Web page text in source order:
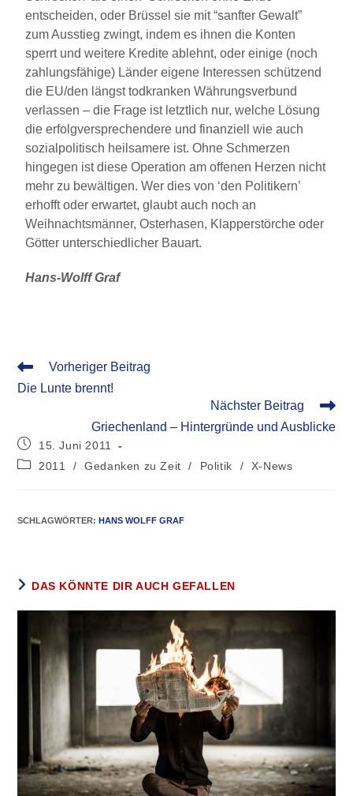
entscheiden, oder Brüssel sie mit “sanfter Gewalt”
zum Ausstieg zwingt, indem es ihnen die Konten
sperrt und weitere Kredite ablehnt, oder einige (noch
zahlungsfähige) Länder eigene Interessen schützend
die EU/den längst todkranken Währungsverbund
verlassen – die Frage ist letztlich nur, welche Lösung
die erfolgversprechendere und finanziell wie auch
sozialpolitisch heilsamere ist. Ohne Schmerzen
hingegen ist diese Operation am offenen Herzen nicht
mehr zu bewältigen. Wer dies von ‘den Politikern’
erhofft oder erwartet, glaubt auch noch an
Weihnachtsmänner, Osterhasen, Klapperstörche oder
Götter unterschiedlicher Bauart.
Hans-Wolff Graf
Vorheriger Beitrag
Die Lunte brennt!
Nächster Beitrag
Griechenland – Hintergründe und Ausblicke
15. Juni 2011
2011
/ Gedanken zu Zeit / Politik / X-News
SCHLAGWÖRTER:HANS WOLFF GRAF
DAS KÖNNTE DIR AUCH GEFALLEN